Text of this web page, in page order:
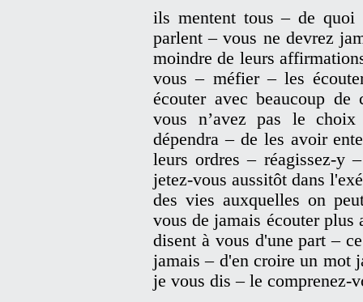
ils mentent tous – de
parlent – vous ne devrez
moindre de leurs
vous – méfier – les
écouter avec beaucoup
vous n’avez pas le
dépendra – de les avoir
leurs ordres – réagissez-y
jetez-vous aussitôt dans
des vies auxquelles on
vous de jamais écouter
disent à vous d'une part –
jamais – d'en croire un mot
je vous dis – le comprenez-